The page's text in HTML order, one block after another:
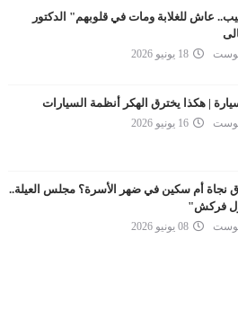
عاش للغلابة ومات في قلوبهم" الدكتور
18 يونيو 2026
| هكذا يخترق الهكر أنظمة السيارات
16 يونيو 2026
نجاة أم سكين في ضهر الأسرة؟ مجلس العيلة..
فركش"
08 يونيو 2026